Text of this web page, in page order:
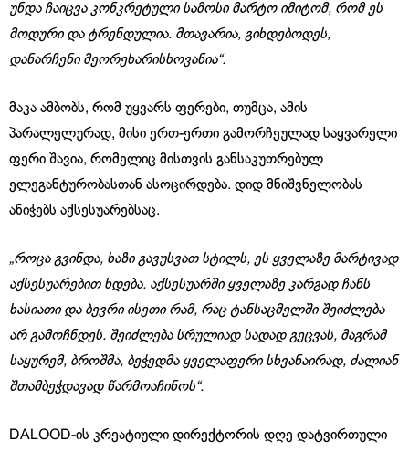
უნდა ჩაიცვა კონკრეტული სამოსი მარტო იმიტომ, რომ ეს
მოდური და ტრენდულია. მთავარია, გიხდებოდეს,
დანარჩენი მეორეხარისხოვანია“.
მაკა ამბობს, რომ უყვარს ფერები, თუმცა, ამის
პარალელურად, მისი ერთ-ერთი გამორჩეულად საყვარელი
ფერი შავია, რომელიც მისთვის განსაკუთრებულ
ელეგანტურობასთან ასოცირდება. დიდ მნიშვნელობას
ანიჭებს აქსესუარებსაც.
„როცა გვინდა, ხაზი გავუსვათ სტილს, ეს ყველაზე მარტივად
აქსესუარებით ხდება. აქსესუარში ყველაზე კარგად ჩანს
ხასიათი და ბევრი ისეთი რამ, რაც ტანსაცმელში შეიძლება
არ გამოჩნდეს. შეიძლება სრულიად სადად გეცვას, მაგრამ
საყურემ, ბროშმა, ბეჭედმა ყველაფერი სხვანაირად, ძალიან
შთამბეჭდავად წარმოაჩინოს“.
DALOOD-ის კრეატიული დირექტორის დღე დატვირთული